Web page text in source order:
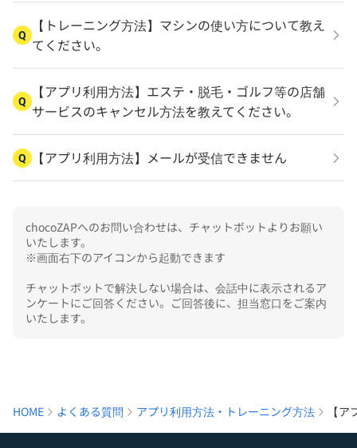
Q
【トレーニング方法】マシンの使い方について教え
てください。
Q
【アプリ利用方法】エステ・脱毛・ゴルフ等の店舗
サービスのキャンセル方法を教えてください。
Q 【アプリ利用方法】メールが受信できません
chocoZAPへのお問い合わせは、チャットボットよりお願い
いたします。
※画面右下のアイコンから起動できます
チャットボットで解決しない場合は、会話中に表示されるア
ンケートにご回答ください。ご回答後に、担当窓口をご案内
いたします。
HOME よくある質問 アプリ利用方法・トレーニング方法 【